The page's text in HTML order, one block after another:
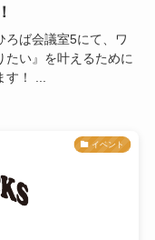
ば会議室5にて、ワ
たい』を叶えるために
す！ ...
イベント